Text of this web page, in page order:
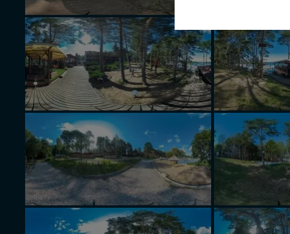
Wyjątkiem jest sytuacja,
zasadach i
Administratorem Twoich
11-500 Giżycko. Możesz z
W każdej chwili możesz:
przetwarzania. Pamiętaj
informacji zawartych w
przypadkach nie możemy
Dziękujemy, i życzmy